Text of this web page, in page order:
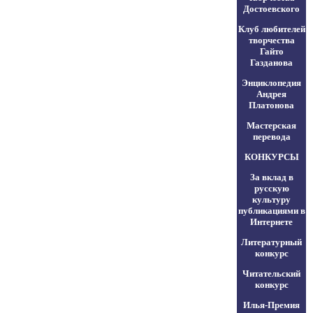
Достоевского
Клуб любителей
творчества
Гайто
Газданова
Энциклопедия
Андрея
Платонова
Мастерская
перевода
КОНКУРСЫ
За вклад в
русскую
культуру
публикациями в
Интернете
Литературный
конкурс
Читательский
конкурс
Илья-Премия